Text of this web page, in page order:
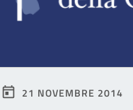
21 NOVEMBRE 2014